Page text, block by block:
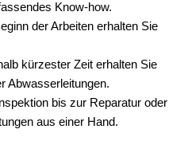
Know-how.
der Arbeiten erhalten Sie
kürzester Zeit erhalten Sie
Abwasserleitungen.
bis zur Reparatur oder
aus einer Hand.